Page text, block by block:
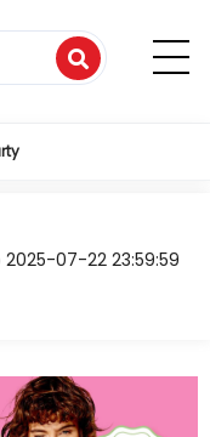
07-22 23:59:59